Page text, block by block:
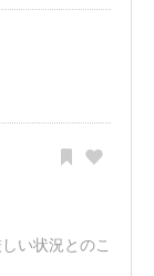
い状況とのこ